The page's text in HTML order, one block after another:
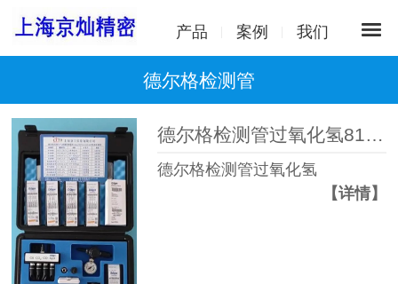
产品 案例 我们
德尔格检测管
德尔格检测管过氧化氢8101041使用说明
德尔格检测管过氧化氢
【详情】